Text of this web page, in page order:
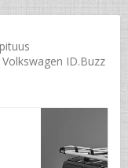
ID.Buzz